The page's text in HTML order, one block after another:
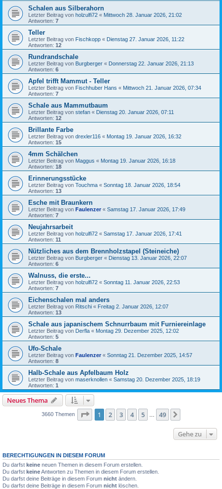
Schalen aus Silberahorn
Letzter Beitrag von holzulfi72 « Mittwoch 28. Januar 2026, 21:02
Antworten: 7
Teller
Letzter Beitrag von Fischkopp « Dienstag 27. Januar 2026, 11:22
Antworten: 12
Rundrandschale
Letzter Beitrag von Burgberger « Donnerstag 22. Januar 2026, 21:13
Antworten: 6
Apfel trifft Mammut - Teller
Letzter Beitrag von Fischhuber Hans « Mittwoch 21. Januar 2026, 07:34
Antworten: 7
Schale aus Mammutbaum
Letzter Beitrag von stefan « Dienstag 20. Januar 2026, 07:11
Antworten: 12
Brillante Farbe
Letzter Beitrag von drexler116 « Montag 19. Januar 2026, 16:32
Antworten: 15
4mm Schälchen
Letzter Beitrag von Maggus « Montag 19. Januar 2026, 16:18
Antworten: 18
Erinnerungsstücke
Letzter Beitrag von Touchma « Sonntag 18. Januar 2026, 18:54
Antworten: 13
Esche mit Braunkern
Letzter Beitrag von Faulenzer « Samstag 17. Januar 2026, 17:49
Antworten: 7
Neujahrsarbeit
Letzter Beitrag von holzulfi72 « Samstag 17. Januar 2026, 17:41
Antworten: 11
Nützliches aus dem Brennholzstapel (Steineiche)
Letzter Beitrag von Burgberger « Dienstag 13. Januar 2026, 22:07
Antworten: 6
Walnuss, die erste...
Letzter Beitrag von holzulfi72 « Sonntag 11. Januar 2026, 22:53
Antworten: 7
Eichenschalen mal anders
Letzter Beitrag von Ritschi « Freitag 2. Januar 2026, 12:07
Antworten: 13
Schale aus japanischem Schnurrbaum mit Furniereinlage
Letzter Beitrag von Derfla « Montag 29. Dezember 2025, 12:02
Antworten: 5
Ufo-Schale
Letzter Beitrag von Faulenzer « Sonntag 21. Dezember 2025, 14:57
Antworten: 8
Halb-Schale aus Apfelbaum Holz
Letzter Beitrag von maserknollen « Samstag 20. Dezember 2025, 18:19
Antworten: 1
Neues Thema
3660 Themen Seite 1von 49
1 2 3 4 5 49
Gehe zu
BERECHTIGUNGEN IN DIESEM FORUM
Du darfst keine neuen Themen in diesem Forum erstellen.
Du darfst keineAntworten zu Themen in diesem Forum erstellen.
Du darfst deine Beiträge in diesem Forum nicht ändern.
Du darfst deine Beiträge in diesem Forum nicht löschen.